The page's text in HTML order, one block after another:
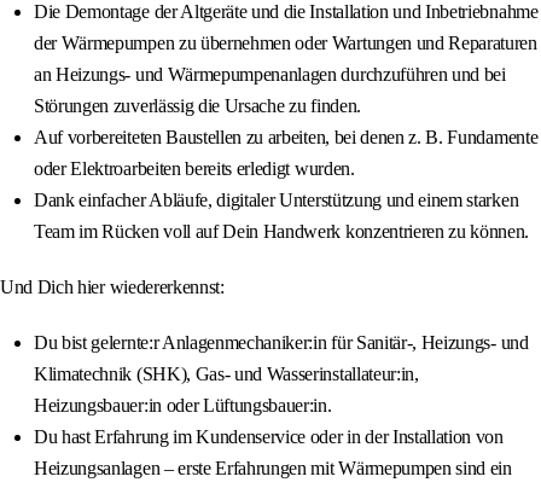
Die Demontage der Altgeräte und die Installation und Inbetriebnahme
der Wärmepumpen zu übernehmen oder Wartungen und Reparaturen
an Heizungs- und Wärmepumpenanlagen durchzuführen und bei
Störungen zuverlässig die Ursache zu finden.
Auf vorbereiteten Baustellen zu arbeiten, bei denen z. B. Fundamente
oder Elektroarbeiten bereits erledigt wurden.
Dank einfacher Abläufe, digitaler Unterstützung und einem starken
Team im Rücken voll auf Dein Handwerk konzentrieren zu können.
Und Dich hier wiedererkennst:
Du bist gelernte:r Anlagenmechaniker:in für Sanitär-, Heizungs- und
Klimatechnik (SHK), Gas- und Wasserinstallateur:in,
Heizungsbauer:in oder Lüftungsbauer:in.
Du hast Erfahrung im Kundenservice oder in der Installation von
Heizungsanlagen – erste Erfahrungen mit Wärmepumpen sind ein